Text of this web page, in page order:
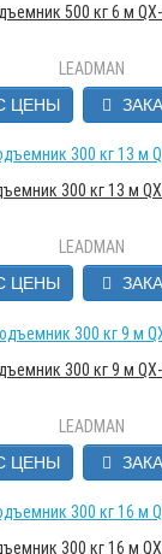
500 кг 6 м QX-
LEADMAN
ЦЕНЫ
300 кг 13 м
LEADMAN
ЦЕНЫ
300 кг 9 м QX-
LEADMAN
ЦЕНЫ
300 кг 16 м